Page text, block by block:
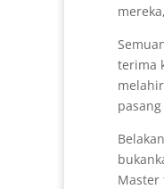
terima
Master